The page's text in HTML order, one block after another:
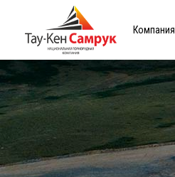
Компания